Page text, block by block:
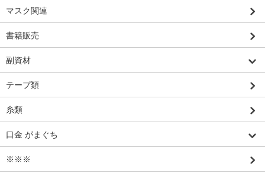
マスク関連
書籍販売
副資材
テープ類
糸類
口金 がまぐち
※※※